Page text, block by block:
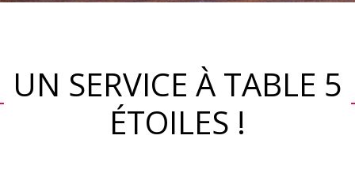
UN SERVICE À TABLE 5
ÉTOILES !